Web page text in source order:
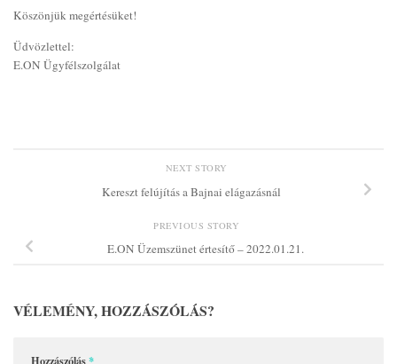
Köszönjük megértésüket!
Üdvözlettel:
E.ON Ügyfélszolgálat
NEXT STORY
Kereszt felújítás a Bajnai elágazásnál
PREVIOUS STORY
E.ON Üzemszünet értesítő – 2022.01.21.
VÉLEMÉNY, HOZZÁSZÓLÁS?
Hozzászólás*